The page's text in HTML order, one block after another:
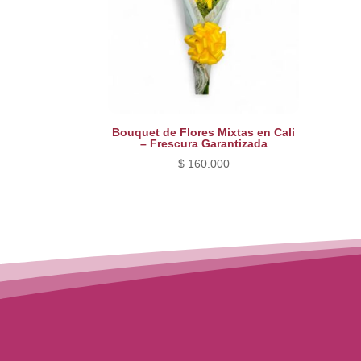
Bouquet de Flores Mixtas en Cali
– Frescura Garantizada
$160.000